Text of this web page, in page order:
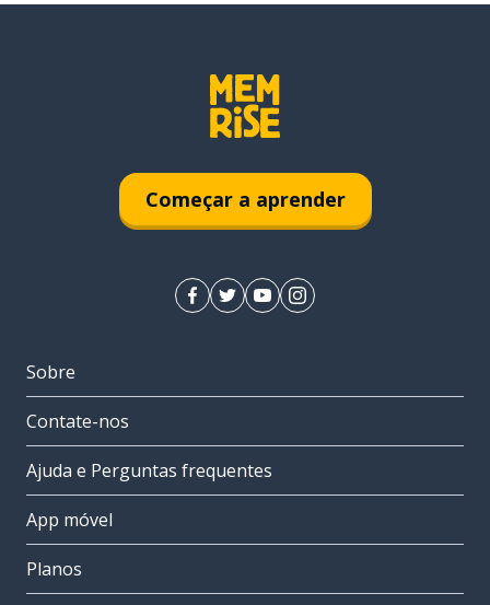
Começar a aprender
Sobre
Contate-nos
Ajuda e Perguntas frequentes
App móvel
Planos